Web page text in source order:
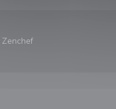
Zenchef((在新窗口中打开))